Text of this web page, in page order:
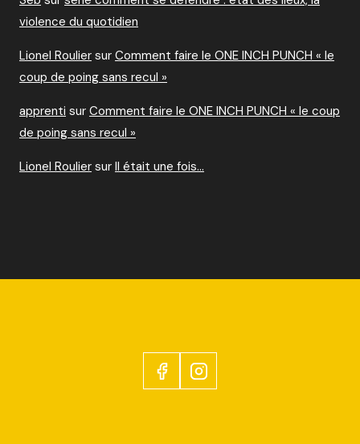
violence du quotidien
Lionel Roulier sur Comment faire le ONE INCH PUNCH « le
coup de poing sans recul »
apprenti sur Comment faire le ONE INCH PUNCH « le coup
de poing sans recul »
Lionel Roulier sur Il était une fois…